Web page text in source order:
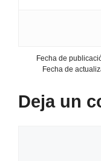
Fecha de
Fecha de
Deja un